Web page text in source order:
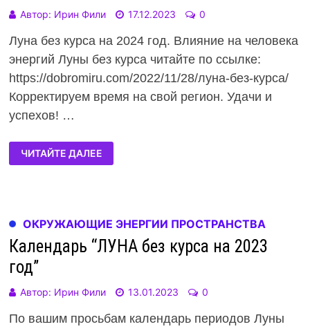
Автор: Ирин Фили 17.12.2023 0
Луна без курса на 2024 год. Влияние на человека
энергий Луны без курса читайте по ссылке:
https://dobromiru.com/2022/11/28/луна-без-курса/
Корректируем время на свой регион. Удачи и
успехов! …
ЧИТАЙТЕ ДАЛЕЕ
ОКРУЖАЮЩИЕ ЭНЕРГИИ ПРОСТРАНСТВА
Календарь “ЛУНА без курса на 2023
год”
Автор: Ирин Фили 13.01.2023 0
По вашим просьбам календарь периодов Луны